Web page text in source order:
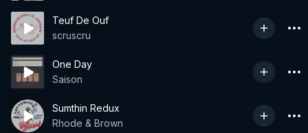
Teuf De Ouf
scruscru
One Day
Saison
Sumthin Redux
Rhode & Brown